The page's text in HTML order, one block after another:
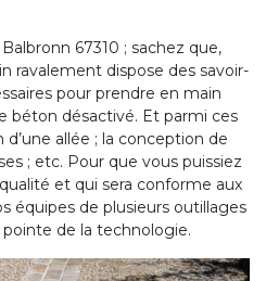
67310 ; sachez que,
ravalement dispose des savoir-
pour prendre en main
béton désactivé. Et parmi ces
d’une allée ; la conception de
; etc. Pour que vous puissiez
et qui sera conforme aux
équipes de plusieurs outillages
de la technologie.